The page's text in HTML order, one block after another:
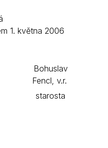
1. května 2006
Bohuslav
Fencl, v.r.
starosta